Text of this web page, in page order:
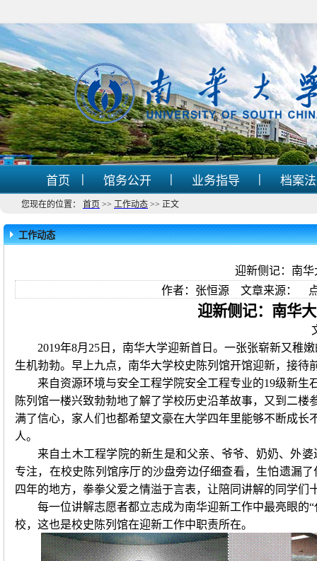
首页 | 馆务公开 | 业务指导 | 档案
您现在的位置： 首页 >> 工作动态 >> 正文
工作动态
迎新侧记：南
作者：张恒源 文章来源：
迎新侧记：南华
2019年8月 25 日，南华大学迎新首日。一张张崭新又稚
生机勃勃。早上九点，南华大学校史陈列馆开馆迎新，接待
来自资源环境与安全工程学院安全工程专业的19级新生
陈列馆一楼兴致勃勃地了解了学校历史沿革故事，又到二楼
满了信心，家人们也都希望文豪在大学四年里能够不断成
人。
来自土木工程学院的新生是和父亲、爷爷、奶奶、外
专注，在校史陈列馆序厅的沙盘旁边仔细查看，生怕遗漏
四年的地方，拳拳父爱之情溢于言表， 让陪同讲解的同学们
每一位讲解志愿者都立志成为南华迎新工作中最亮眼的
校，这也是校史陈列馆在迎新工作中职责所在。